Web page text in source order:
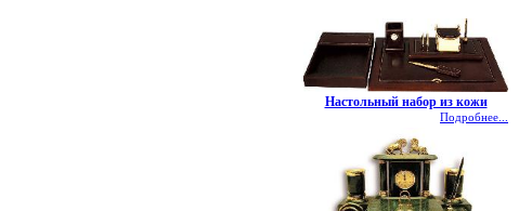
Настольный набор из кожи
Подробнее...